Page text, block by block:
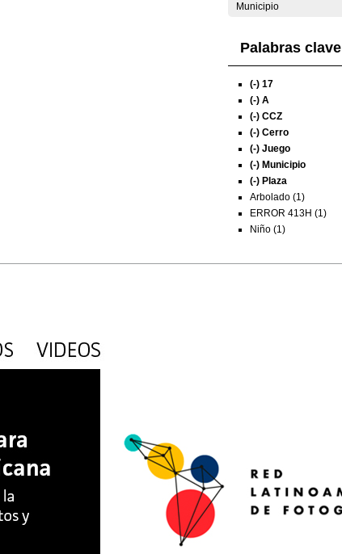
Municipio
Palabras clave
(-) 17
(-) A
(-) CCZ
(-) Cerro
(-) Juego
(-) Municipio
(-) Plaza
Arbolado (1)
ERROR 413H (1)
Niño (1)